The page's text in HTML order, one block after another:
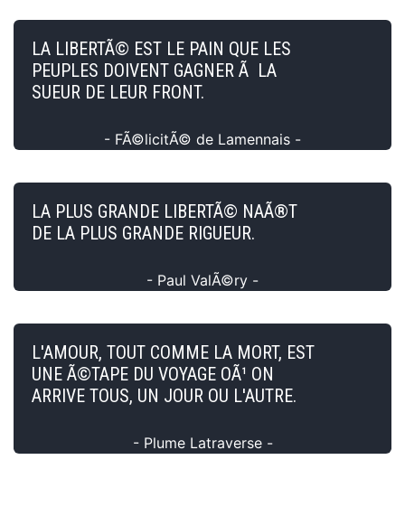
LA LIBERTÃ© EST LE PAIN QUE LES
PEUPLES DOIVENT GAGNER Ã LA
SUEUR DE LEUR FRONT.
- FÃ©licitÃ© de Lamennais -
LA PLUS GRANDE LIBERTÃ© NAÃ®T
DE LA PLUS GRANDE RIGUEUR.
- Paul ValÃ©ry -
L'AMOUR, TOUT COMME LA MORT, EST
UNE Ã©TAPE DU VOYAGE OÃ¹ ON
ARRIVE TOUS, UN JOUR OU L'AUTRE.
- Plume Latraverse -